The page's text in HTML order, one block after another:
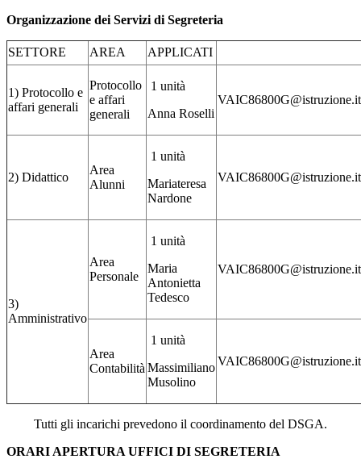
Organizzazione dei Servizi di Segreteria
SETTORE AREA APPLICATI
1) Protocollo e
affari generali
Protocollo
e affari
generali
1 unità
Anna Roselli
VAIC86800G@istruzione.it
2) Didattico
Area
Alunni
1 unità
Mariateresa
Nardone
VAIC86800G@istruzione.it
3)
Amministrativo
Area
Personale
1 unità
Maria
Antonietta
Tedesco
VAIC86800G@istruzione.it
Area
Contabilità
1 unità
Massimiliano
Musolino
VAIC86800G@istruzione.it
Tutti gli incarichi prevedono il coordinamento del DSGA.
ORARI APERTURA UFFICI DI SEGRETERIA